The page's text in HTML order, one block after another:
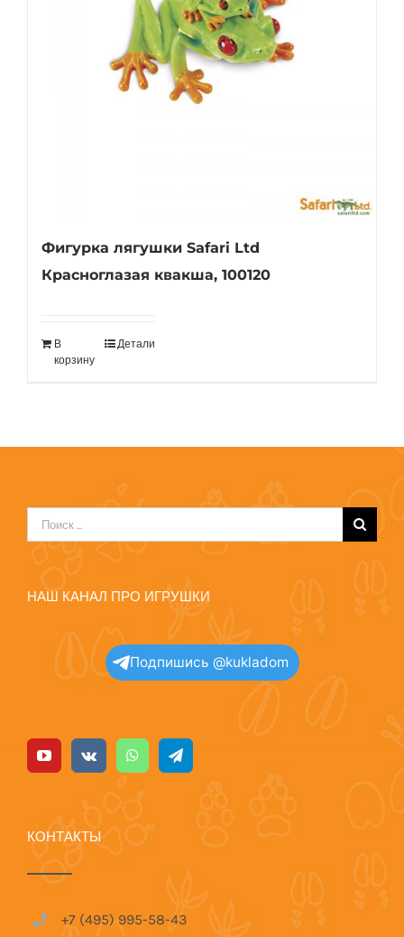
Фигурка лягушки Safari Ltd
Красноглазая квакша, 100120
В
корзину
Детали
Результат
поиска:
НАШ КАНАЛ ПРО ИГРУШКИ
Подпишись @kukladom
КОНТАКТЫ
+7 (495) 995-58-43